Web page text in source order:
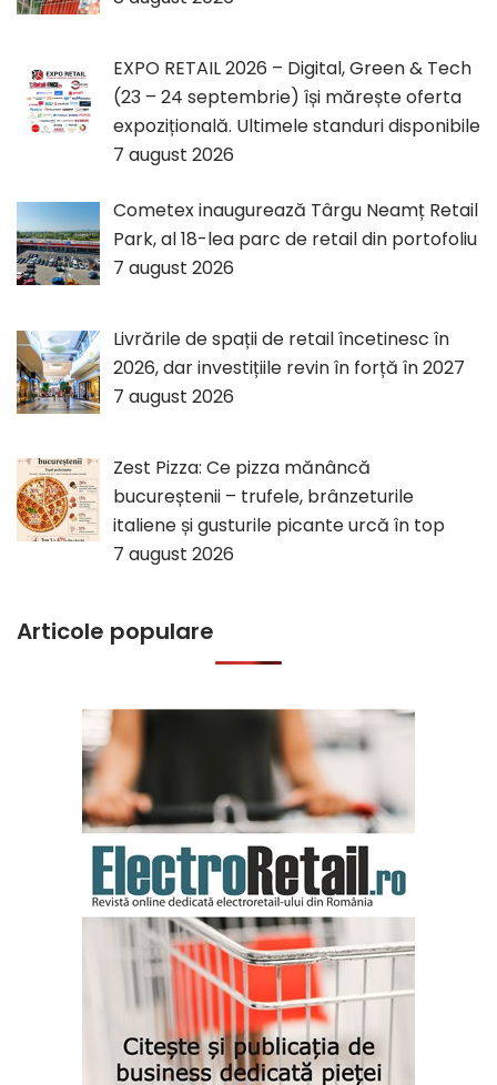
EXPO RETAIL 2026 – Digital, Green & Tech
(23 – 24 septembrie) își mărește oferta
expozițională. Ultimele standuri disponibile
7 august 2026
Cometex inaugurează Târgu Neamț Retail
Park, al 18-lea parc de retail din portofoliu
7 august 2026
Livrările de spații de retail încetinesc în
2026, dar investițiile revin în forță în 2027
7 august 2026
Zest Pizza: Ce pizza mănâncă
bucureștenii – trufele, brânzeturile
italiene și gusturile picante urcă în top
7 august 2026
Articole populare